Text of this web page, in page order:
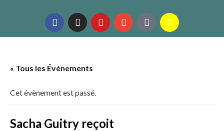
« Tous les Évènements
Cet évènement est passé.
Sacha Guitry reçoit